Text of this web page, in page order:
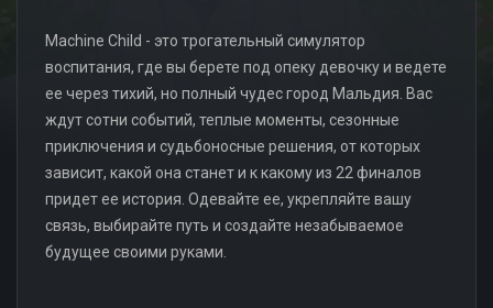
Machine Child - это трогательный симулятор
воспитания, где вы берете под опеку девочку и ведете
ее через тихий, но полный чудес город Мальдия. Вас
ждут сотни событий, теплые моменты, сезонные
приключения и судьбоносные решения, от которых
зависит, какой она станет и к какому из 22 финалов
придет ее история. Одевайте ее, укрепляйте вашу
связь, выбирайте путь и создайте незабываемое
будущее своими руками.